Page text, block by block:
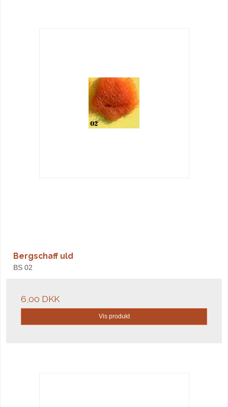
Bergschaff uld
BS 02
6,00 DKK
Vis produkt